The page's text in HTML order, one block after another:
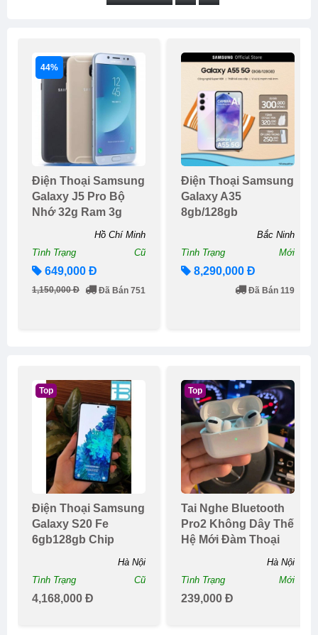
44%
Điện Thoại Samsung
Galaxy J5 Pro Bộ
Nhớ 32g Ram 3g
Hồ Chí Minh
Tình Trạng
Cũ
649,000 Đ
1,150,000 Đ Đã Bán 751
Điện Thoại Samsung
Galaxy A35
8gb/128gb
Bắc Ninh
Tình Trạng
Mới
8,290,000 Đ
Đã Bán 119
Top
Điện Thoại Samsung
Galaxy S20 Fe
6gb128gb Chip
Hà Nội
Tình Trạng
Cũ
4,168,000 Đ
Top
Tai Nghe Bluetooth
Pro2 Không Dây Thế
Hệ Mới Đàm Thoại
Hà Nội
Tình Trạng
Mới
239,000 Đ